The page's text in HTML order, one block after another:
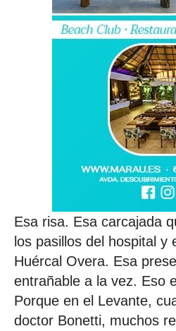
Esa risa. Esa carcajada
los pasillos del hospital y
Huércal Overa. Esa
entrañable a la vez. Eso
Porque en el Levante,
doctor Bonetti, muchos